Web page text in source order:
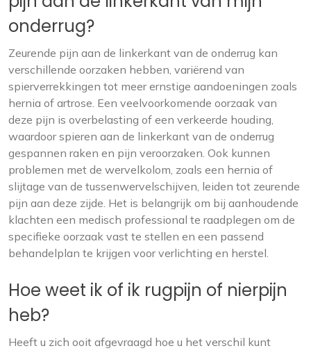
onderrug?
Zeurende pijn aan de linkerkant van de onderrug kan
verschillende oorzaken hebben, variërend van
spierverrekkingen tot meer ernstige aandoeningen zoals
hernia of artrose. Een veelvoorkomende oorzaak van
deze pijn is overbelasting of een verkeerde houding,
waardoor spieren aan de linkerkant van de onderrug
gespannen raken en pijn veroorzaken. Ook kunnen
problemen met de wervelkolom, zoals een hernia of
slijtage van de tussenwervelschijven, leiden tot zeurende
pijn aan deze zijde. Het is belangrijk om bij aanhoudende
klachten een medisch professional te raadplegen om de
specifieke oorzaak vast te stellen en een passend
behandelplan te krijgen voor verlichting en herstel.
Hoe weet ik of ik rugpijn of nierpijn
heb?
Heeft u zich ooit afgevraagd hoe u het verschil kunt